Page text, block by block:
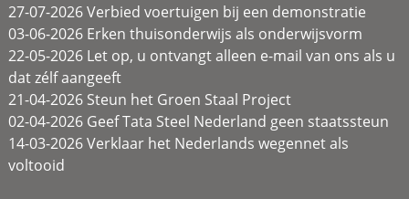
27-07-2026 Verbied voertuigen bij een demonstratie
03-06-2026 Erken thuisonderwijs als onderwijsvorm
22-05-2026 Let op, u ontvangt alleen e-mail van ons als u
dat zélf aangeeft
21-04-2026 Steun het Groen Staal Project
02-04-2026 Geef Tata Steel Nederland geen staatssteun
14-03-2026 Verklaar het Nederlands wegennet als
voltooid